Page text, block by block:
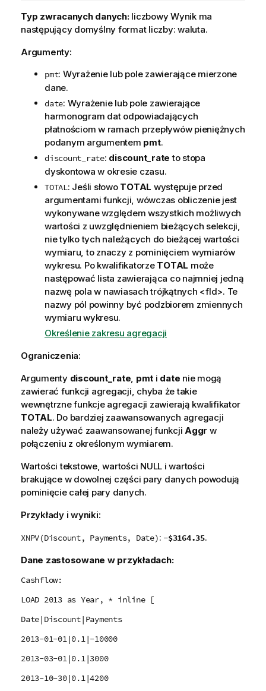
Typ zwracanych danych: liczbowy Wynik ma
następujący domyślny format liczby: waluta.
Argumenty:
pmt: Wyrażenie lub pole zawierające mierzone
dane.
date: Wyrażenie lub pole zawierające
harmonogram dat odpowiadających
płatnościom w ramach przepływów pieniężnych
podanym argumentem pmt.
discount_rate: discount_rate to stopa
dyskontowa w okresie czasu.
TOTAL: Jeśli słowo TOTAL występuje przed
argumentami funkcji, wówczas obliczenie jest
wykonywane względem wszystkich możliwych
wartości z uwzględnieniem bieżących selekcji,
nie tylko tych należących do bieżącej wartości
wymiaru, to znaczy z pominięciem wymiarów
wykresu. Po kwalifikatorze TOTAL może
następować lista zawierająca co najmniej jedną
nazwę pola w nawiasach trójkątnych <fld>. Te
nazwy pól powinny być podzbiorem zmiennych
wymiaru wykresu.
Określenie zakresu agregacji
Ograniczenia:
Argumenty discount_rate, pmt i date nie mogą
zawierać funkcji agregacji, chyba że takie
wewnętrzne funkcje agregacji zawierają kwalifikator
TOTAL. Do bardziej zaawansowanych agregacji
należy używać zaawansowanej funkcji Aggr w
połączeniu z określonym wymiarem.
Wartości tekstowe, wartości NULL i wartości
brakujące w dowolnej części pary danych powodują
pominięcie całej pary danych.
Przykłady i wyniki:
XNPV(Discount, Payments, Date): -$3164.35.
Dane zastosowane w przykładach:
Cashflow:
LOAD 2013 as Year, * inline [
Date|Discount|Payments
2013-01-01|0.1|-10000
2013-03-01|0.1|3000
2013-10-30|0.1|4200